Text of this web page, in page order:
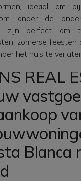
ideaal om
onder de
zijn perfect om
zomerse
het huis te
REAL
Blanca